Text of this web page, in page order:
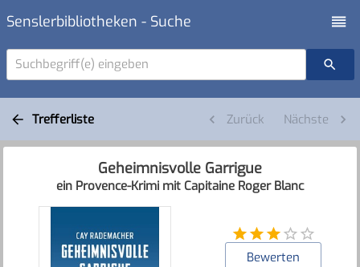
Senslerbibliotheken - Suche
Suchbegriff(e) eingeben
Trefferliste Zurück Nächste
Geheimnisvolle Garrigue
ein Provence-Krimi mit Capitaine Roger Blanc
Bewerten